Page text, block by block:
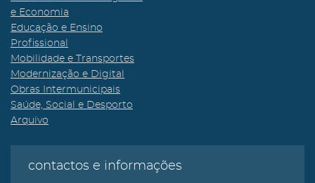
e Economia
Educação e Ensino
Profissional
Mobilidade e Transportes
Modernização e Digital
Obras Intermunicipais
Saúde, Social e Desporto
Arquivo
contactos e informações